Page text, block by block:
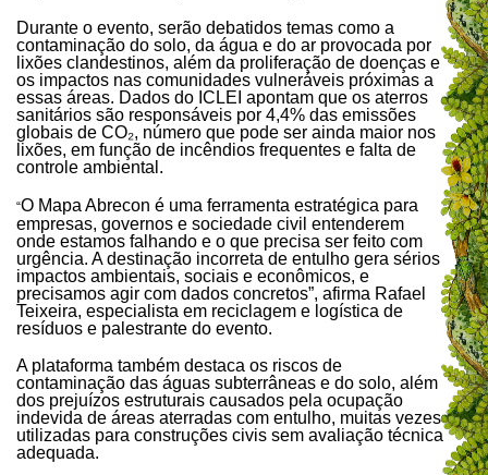
Durante o evento, serão debatidos temas como a
contaminação do solo, da água e do ar provocada por
lixões clandestinos, além da proliferação de doenças e
os impactos nas comunidades vulneráveis próximas a
essas áreas. Dados do ICLEI apontam que os aterros
sanitários são responsáveis por 4,4% das emissões
globais de CO₂, número que pode ser ainda maior nos
lixões, em função de incêndios frequentes e falta de
controle ambiental.
“O Mapa Abrecon é uma ferramenta estratégica para
empresas, governos e sociedade civil entenderem
onde estamos falhando e o que precisa ser feito com
urgência. A destinação incorreta de entulho gera sérios
impactos ambientais, sociais e econômicos, e
precisamos agir com dados concretos”, afirma Rafael
Teixeira, especialista em reciclagem e logística de
resíduos e palestrante do evento.
A plataforma também destaca os riscos de
contaminação das águas subterrâneas e do solo, além
dos prejuízos estruturais causados pela ocupação
indevida de áreas aterradas com entulho, muitas vezes
utilizadas para construções civis sem avaliação técnica
adequada.